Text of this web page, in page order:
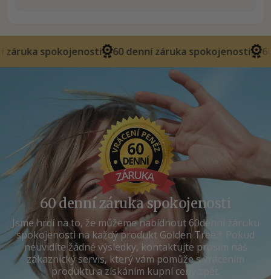
60 denní záruka spokojenosti 60 denní
60 denní záruka spokojenosti
Jsme hrdí na to, že můžeme nabídnout 60denní záruku
spokojenosti na každý produkt Golden Tree.* Pokud
neuvidíte žádné výsledky, kontaktujte prosím náš
zákaznický servis, který vám pomůže s vrácením
produktu a získáním kupní ceny zpět.